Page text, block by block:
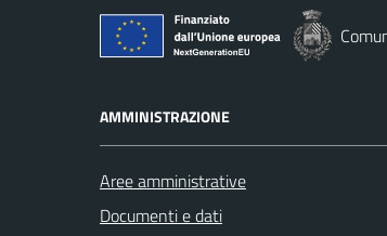
AMMINISTRAZIONE
Aree amministrative
Documenti e dati